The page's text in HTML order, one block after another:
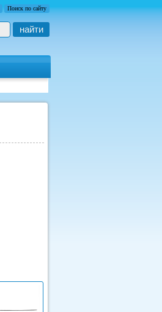
Поиск по сайту
найти